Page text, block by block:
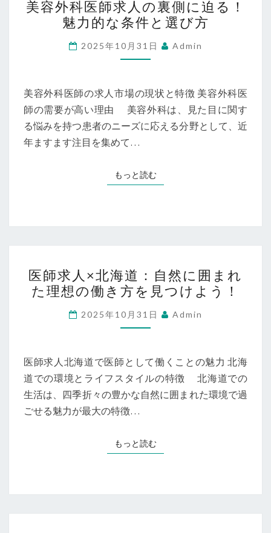
ー
ジ
ン
求
人
の
方
容
外
科
医
求
人
の
に
な
条
と
方
美容外科医師求人の裏側に迫る！
魅力的な条件と選び方
2025年10月31日 Admin
美容外科医師の求人市場の現状と特徴 美容外科医
師の需要が高い理由 美容外科は、見た目に関す
る悩みを持つ患者のニーズに応える分野として、近
年ますます注目を集めて…
もっと読むもっと読む
師
求
人
×
海
道：
自
囲
医師求人×北海道：自然に囲まれ
た理想の働き方を見つけよう！
2025年10月31日 Admin
医師求人北海道で医師として働くことの魅力 北海
道での環境とライフスタイルの特徴 北海道での
生活は、四季折々の豊かな自然に囲まれた環境で過
ごせる魅力が最大の特徴…
もっと読むもっと読む